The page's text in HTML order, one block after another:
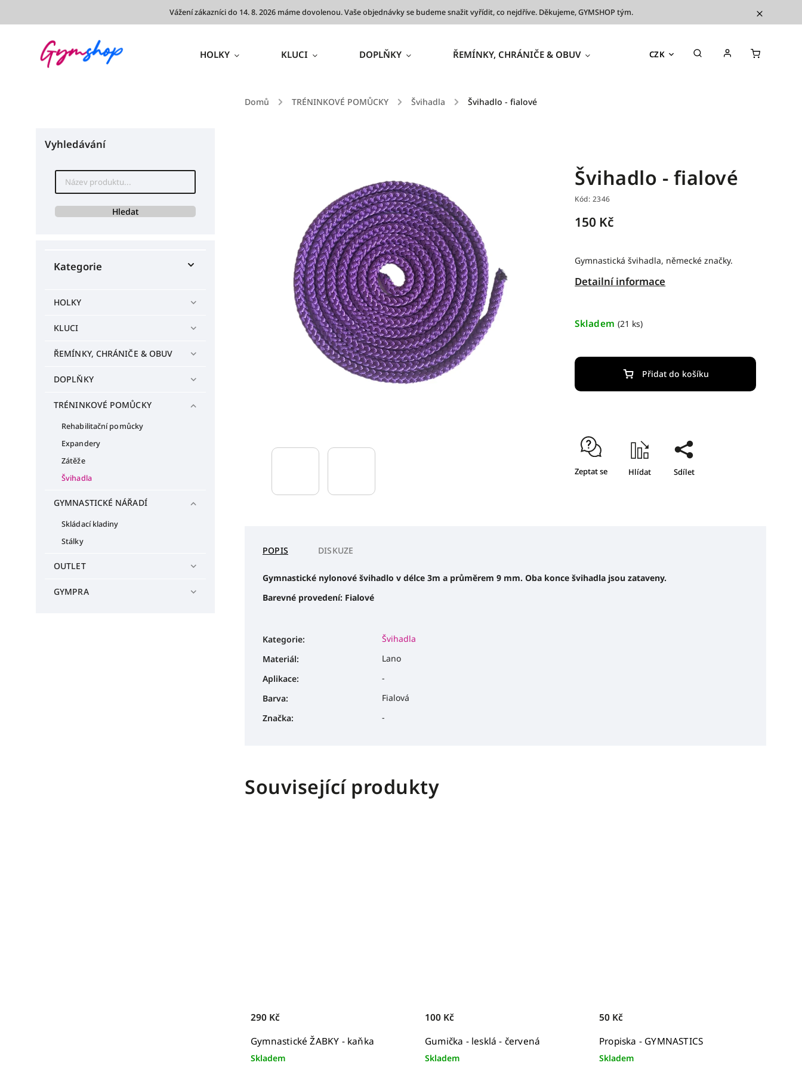
Vážení zákazníci do 14. 8. 2026 máme dovolenou. Vaše objednávky se budeme snažit vyřídit, co nejdříve. Děkujeme, GYMSHOP tým.
CZK
HOLKY KLUCI DOPLŇKY ŘEMÍNKY, CHRÁNIČE & OBUV TRÉNINKOVÉ POMŮCKY
Domů / TRÉNINKOVÉ POMŮCKY / Švihadla / Švihadlo - fialové
Vyhledávání
Hledat
Kategorie
HOLKY
KLUCI
ŘEMÍNKY, CHRÁNIČE & OBUV
DOPLŇKY
TRÉNINKOVÉ POMŮCKY
Rehabilitační pomůcky
Expandery
Zátěže
Švihadla
GYMNASTICKÉ NÁŘADÍ
Skládací kladiny
Stálky
OUTLET
GYMPRA
Švihadlo - fialové
Kód: 2346
150 Kč
Gymnastická švihadla, německé značky.
Detailní informace
Skladem (21 ks)
Přidat do košíku
Zeptat se Hlídat Sdílet
POPIS DISKUZE
Gymnastické nylonové švihadlo v délce 3m a průměrem 9 mm. Oba konce švihadla jsou zataveny.
Barevné provedení: Fialové
Kategorie:
Švihadla
Materiál:
Lano
Aplikace:
-
Barva:
Fialová
Značka: -
Související produkty
Gymnastické ŽABKY - kaňka
Skladem
290 Kč
Gumička - lesklá - červená
Skladem
100 Kč
Propiska - GYMNASTICS
Skladem
50 Kč